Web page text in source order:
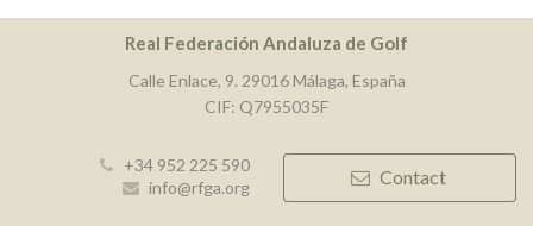
Real Federación Andaluza de Golf
Calle Enlace, 9. 29016 Málaga, España
CIF: Q7955035F
+34 952 225 590
info@rfga.org
Contact